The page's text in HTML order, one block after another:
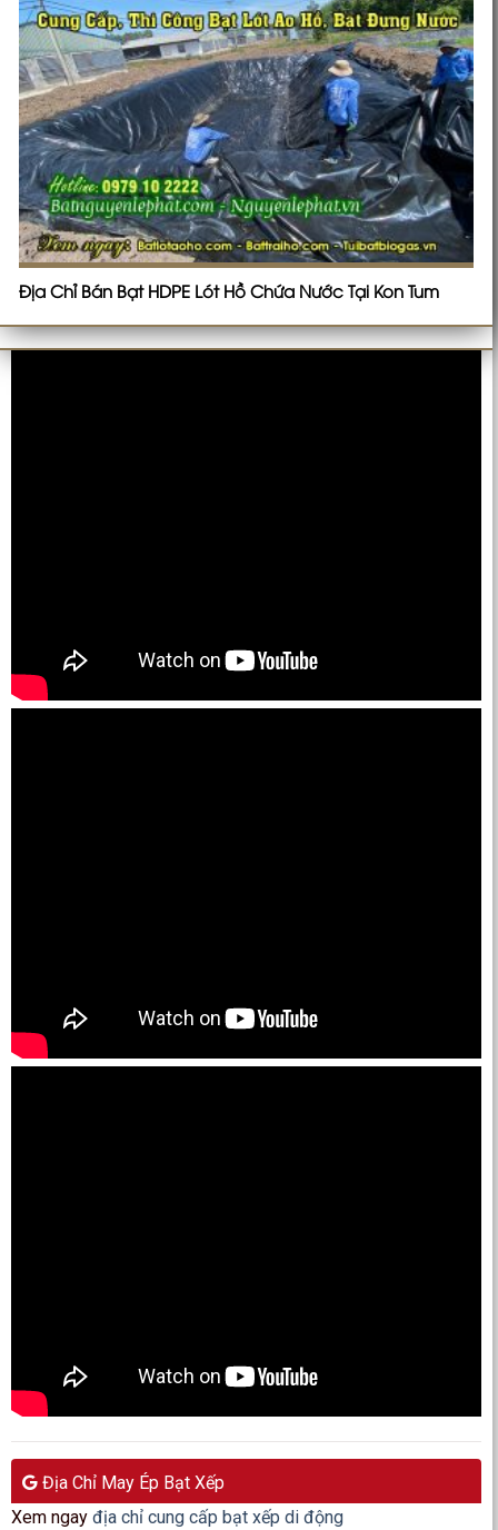
Địa Chỉ Bán Bạt HDPE Lót Hồ Chứa Nước Tại Kon Tum
Địa Chỉ May Ép Bạt Xếp
Xem ngay địa chỉ cung cấp bạt xếp di động